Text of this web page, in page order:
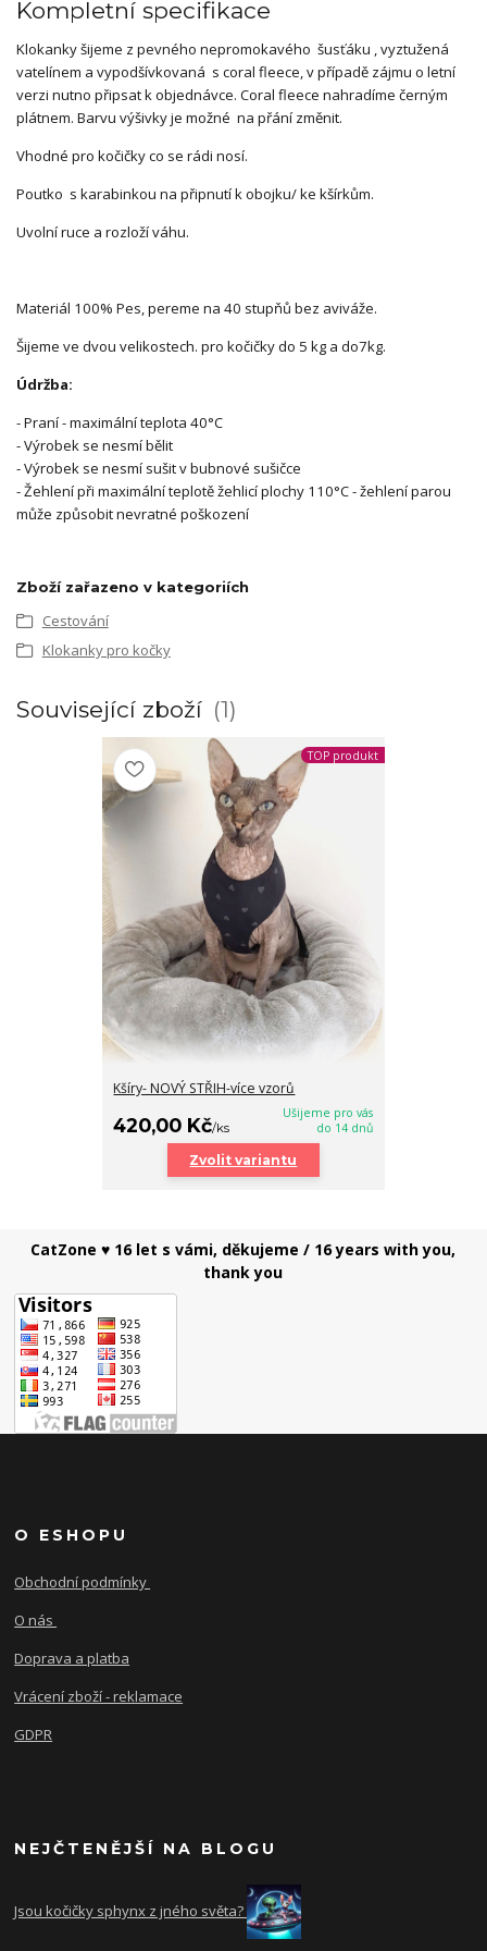
Kompletní specifikace
Klokanky šijeme z pevného nepromokavého šusťáku , vyztužená
vatelínem a vypodšívkovaná s coral fleece, v případě zájmu o letní
verzi nutno připsat k objednávce. Coral fleece nahradíme černým
plátnem. Barvu výšivky je možné na přání změnit.
Vhodné pro kočičky co se rádi nosí.
Poutko s karabinkou na připnutí k obojku/ ke kšírkům.
Uvolní ruce a rozloží váhu.
Materiál 100% Pes, pereme na 40 stupňů bez aviváže.
Šijeme ve dvou velikostech. pro kočičky do 5 kg a do7kg.
Údržba:
- Praní - maximální teplota 40°C
- Výrobek se nesmí bělit
- Výrobek se nesmí sušit v bubnové sušičce
- Žehlení při maximální teplotě žehlicí plochy 110°C - žehlení parou
může způsobit nevratné poškození
Zboží zařazeno v kategoriích
Cestování
Klokanky pro kočky
Související zboží 1
TOP produkt
Kšíry- NOVÝ STŘIH-více vzorů
420,00 Kč/ks
Ušijeme pro vás
do 14 dnů
Zvolit variantu
CatZone ♥ 16 let s vámi, děkujeme / 16 years with you,
thank you
O ESHOPU
Obchodní podmínky
O nás
Doprava a platba
Vrácení zboží - reklamace
GDPR
NEJČTENĚJŠÍ NA BLOGU
Jsou kočičky sphynx z jného světa?